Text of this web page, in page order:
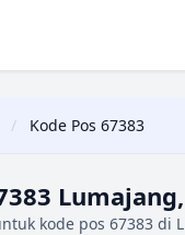
/ Kode Pos 67383
kode pos 67383 di